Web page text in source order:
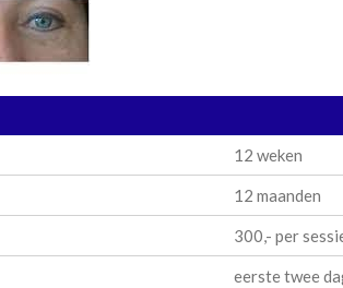
12 weken
12 maanden
300,- per
eerste twee